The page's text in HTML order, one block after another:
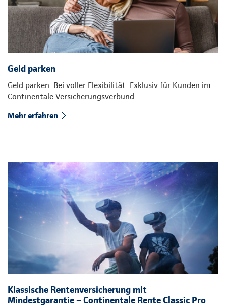
Geld parken
Geld parken. Bei voller Flexibilität. Exklusiv für Kunden im
Continentale Versicherungsverbund.
Mehr erfahren
Klassische Rentenversicherung mit
Mindestgarantie – Continentale Rente Classic Pro